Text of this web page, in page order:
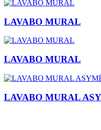
LAVABO MURAL
LAVABO MURAL
LAVABO MURAL